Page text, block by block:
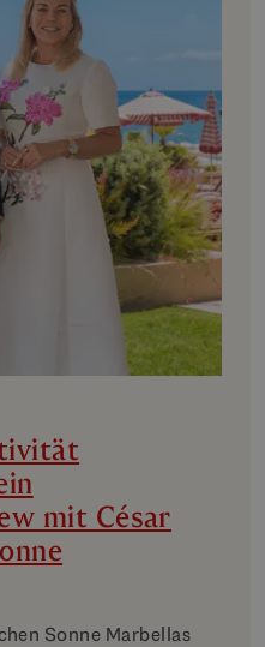
mit César
Sonne Marbellas